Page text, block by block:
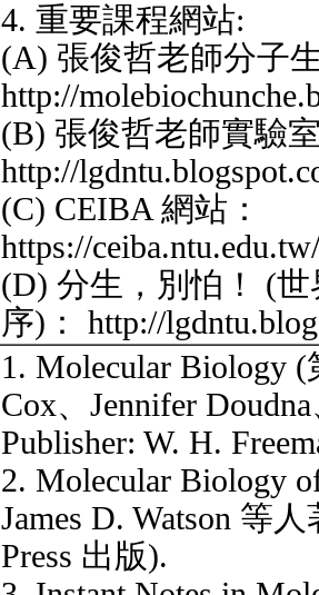
4. 重要課程網站:
(A) 張俊哲老師分子
http://
(B) 張俊哲老師實驗
http://
(C) CEIBA 網站：
https://
(D) 分生，別怕！ (
序)： http://
1. Molecular Biology
Cox、Jennifer
Publisher: W. H.
2. Molecular Biology
James D. Watson 等
Press 出版).